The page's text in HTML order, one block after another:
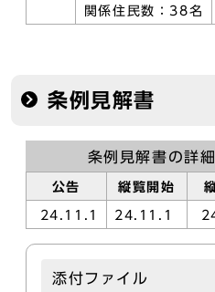
関係住民数：38名
条例見解書
条例見解書の詳細
公告 縦覧開始
24.11.1 24.11.1
添付ファイル